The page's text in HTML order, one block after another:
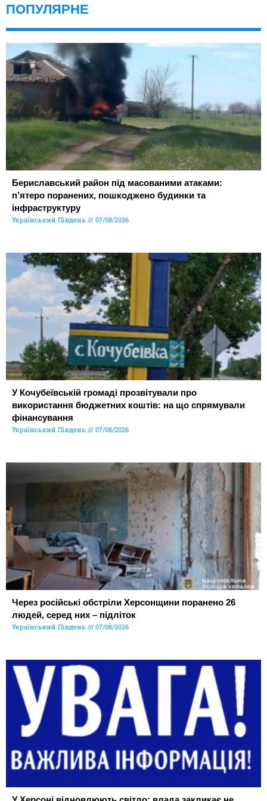
ПОПУЛЯРНЕ
Бериславський район під масованими атаками:
п’ятеро поранених, пошкоджено будинки та
інфраструктуру
Український Південь 07/08/2026
У Кочубеївській громаді прозвітували про
використання бюджетних коштів: на що спрямували
фінансування
Український Південь 07/08/2026
Через російські обстріли Херсонщини поранено 26
людей, серед них – підліток
Український Південь 07/08/2026